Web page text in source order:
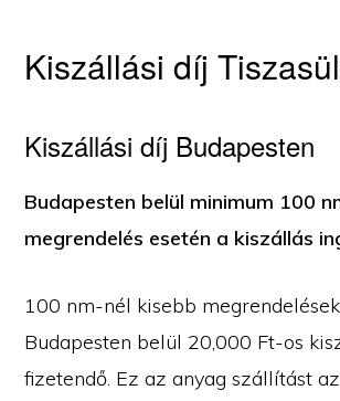
Kiszállási díj
Kiszállási díj Budapesten
Budapesten belül minimum 100
megrendelés esetén a kiszállás
100 nm-nél kisebb
Budapesten belül 20,000 Ft-os
fizetendő. Ez az anyag szállítást